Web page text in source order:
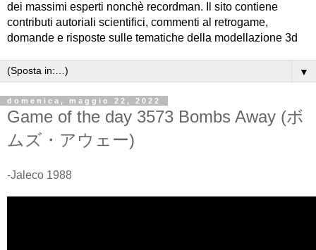
dei massimi esperti nonchè recordman. Il sito contiene
contributi autoriali scientifici, commenti al retrogame,
domande e risposte sulle tematiche della modellazione 3d
▼
domenica, maggio 22, 2022
Game of the day 3573 Bombs Away (ボ
ムズ・アウェー)
-Jaleco 1988